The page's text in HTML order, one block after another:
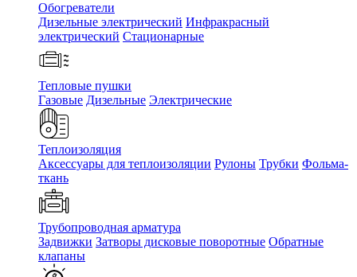
Обогреватели
Дизельные электрический Инфракрасный
электрический Стационарные
Тепловые пушки
Газовые Дизельные Электрические
Теплоизоляция
Аксессуары для теплоизоляции Рулоны Трубки Фольма-
ткань
Трубопроводная арматура
Задвижки Затворы дисковые поворотные Обратные
клапаны